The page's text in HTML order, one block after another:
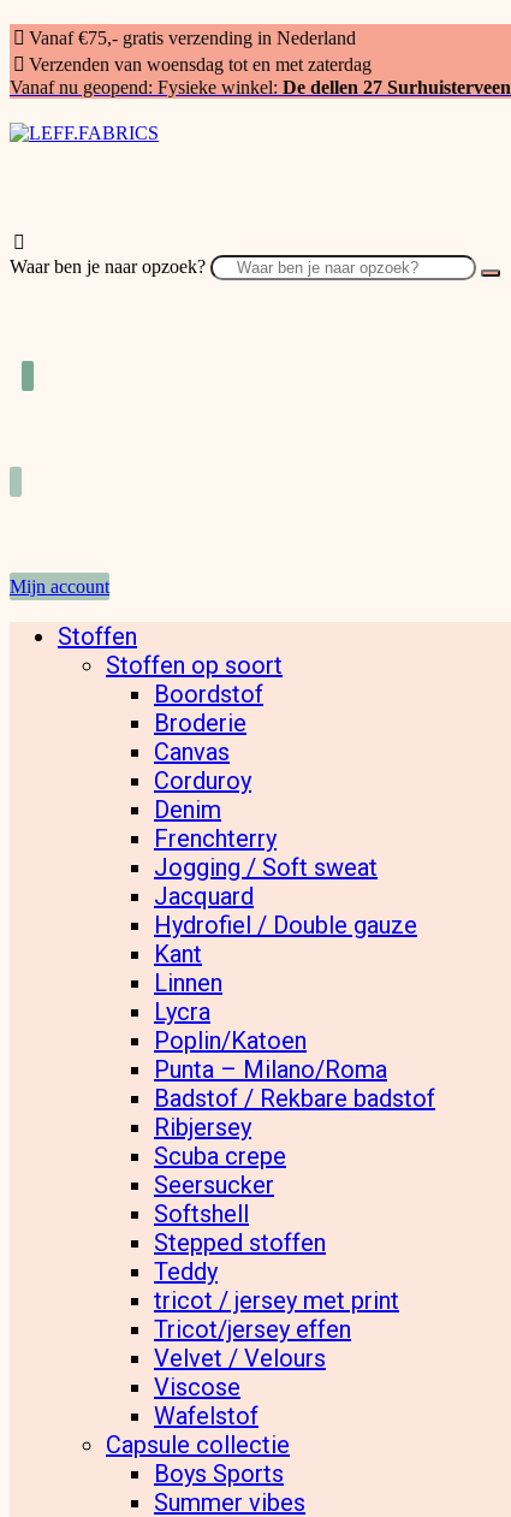
Vanaf €75,- gratis verzending in Nederland
Verzenden van woensdag tot en met zaterdag
Vanaf nu geopend: Fysieke winkel: De dellen 27 Surhuisterveen
Waar ben je naar opzoek?
Mijn account
Stoffen
Stoffen op soort
Boordstof
Broderie
Canvas
Corduroy
Denim
Frenchterry
Jogging / Soft sweat
Jacquard
Hydrofiel / Double gauze
Kant
Linnen
Lycra
Poplin/Katoen
Punta – Milano/Roma
Badstof / Rekbare badstof
Ribjersey
Scuba crepe
Seersucker
Softshell
Stepped stoffen
Teddy
tricot / jersey met print
Tricot/jersey effen
Velvet / Velours
Viscose
Wafelstof
Capsule collectie
Boys Sports
Summer vibes